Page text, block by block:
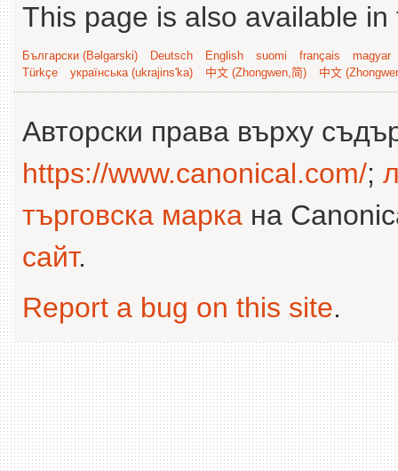
This page is also available
Български (Bəlgarski) Deutsch English suomi français
magyar
Türkçe
українська (ukrajins'ka) 中文 (Zhongwen,简) 中文
Авторски права върху
https://www.canonical.com/;
търговска марка на
сайт.
Report a bug on this site.